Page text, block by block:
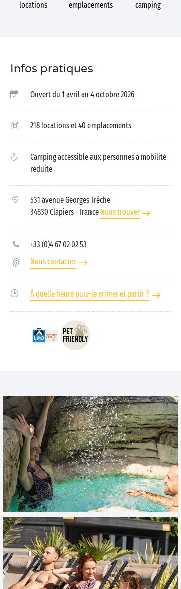
locations
emplacements
camping
Infos pratiques
Ouvert du 1 avril au 4 octobre 2026
218 locations et 40 emplacements
Camping accessible aux personnes à mobilité
réduite
531 avenue Georges Frêche
34830 Clapiers- France Nous trouver
+33 (0)4 67 02 02 53
Nous contacter
À quelle heure puis-je arriver et partir ?